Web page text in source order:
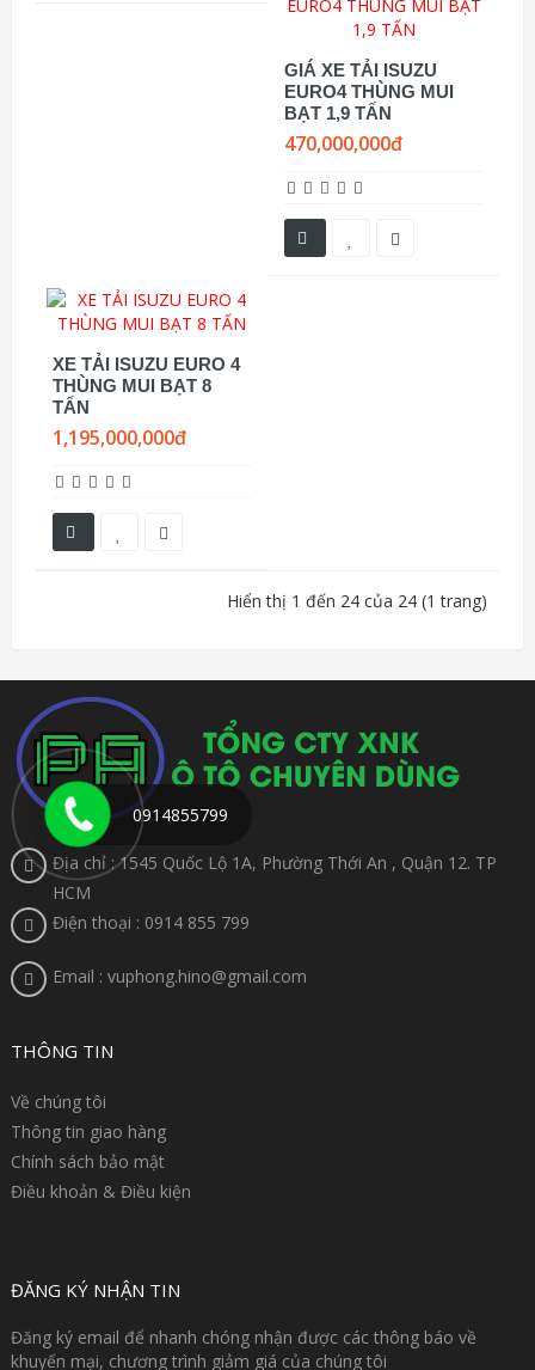
GIÁ XE TẢI ISUZU
EURO4 THÙNG MUI
BẠT 1,9 TẤN
470,000,000đ
XE TẢI ISUZU EURO 4
THÙNG MUI BẠT 8
TẤN
1,195,000,000đ
Hiển thị 1 đến 24 của 24 (1 trang)
Địa chỉ : 1545 Quốc Lộ 1A, Phường Thới An , Quận 12. TP
HCM
Điện thoại : 0914 855 799
Email : vuphong.hino@gmail.com
THÔNG TIN
Về chúng tôi
Thông tin giao hàng
Chính sách bảo mật
Điều khoản & Điều kiện
ĐĂNG KÝ NHẬN TIN
Đăng ký email để nhanh chóng nhận được các thông báo về
khuyến mại, chương trình giảm giá của chúng tôi
0914855799